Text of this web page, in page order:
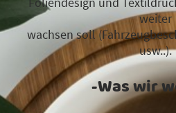
weiter
wachsen soll
usw..).
-Was wir